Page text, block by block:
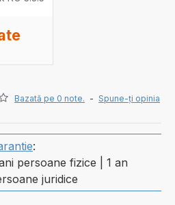
Bazată pe 0 note. - Spune-ţi opinia
:
persoane fizice | 1 an
juridice